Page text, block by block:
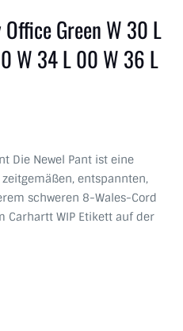
Green W 30 L
W 34 L 00 W 36 L
Die Newel Pant ist eine
entspannten,
schweren 8-Wales-Cord
Carhartt WIP Etikett auf der